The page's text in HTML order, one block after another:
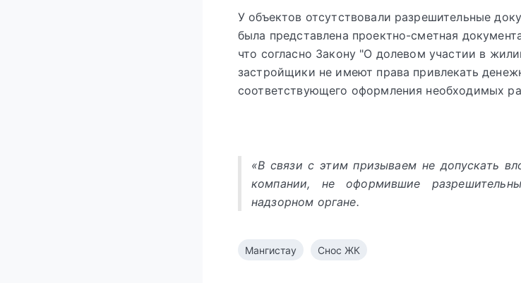
У объектов отсутствовали разрешительные
была представлена проектно-сметная
что согласно Закону "О долевом участии в
застройщики не имеют права привлекать
соответствующего оформления необходимых
«В связи с этим призываем не допускать
компании, не оформившие
надзорном органе.
Мангистау Снос ЖК